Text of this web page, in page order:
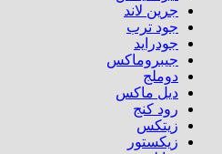
جرين لاند
جود ترب
جودرايد
جيبروماكس
دوملج
ديل ماكس
رود كنج
زيتكس
زيكستور